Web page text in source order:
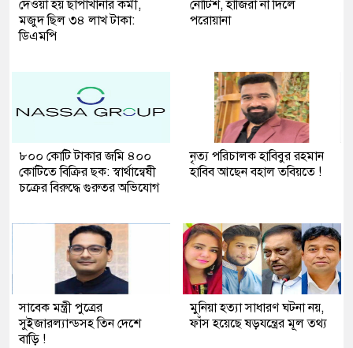
দেওয়া হয় ছাপাখানার কর্মী,
মজুদ ছিল ৩৪ লাখ টাকা:
ডিএমপি
নোটিশ, হাজিরা না দিলে
পরোয়ানা
৮০০ কোটি টাকার জমি ৪০০
কোটিতে বিক্রির ছক: স্বার্থান্বেষী
চক্রের বিরুদ্ধে গুরুতর অভিযোগ
নৃত্য পরিচালক হাবিবুর রহমান
হাবিব আছেন বহাল তবিয়তে !
সাবেক মন্ত্রী পুত্রের
সুইজারল্যান্ডসহ তিন দেশে
বাড়ি !
মুনিয়া হত্যা সাধারণ ঘটনা নয়,
ফাঁস হয়েছে ষড়যন্ত্রের মূল তথ্য